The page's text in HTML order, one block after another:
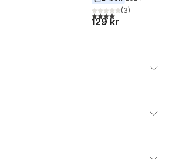
röster:
4,0utav 5 stjärnor.
(3)
129 kr